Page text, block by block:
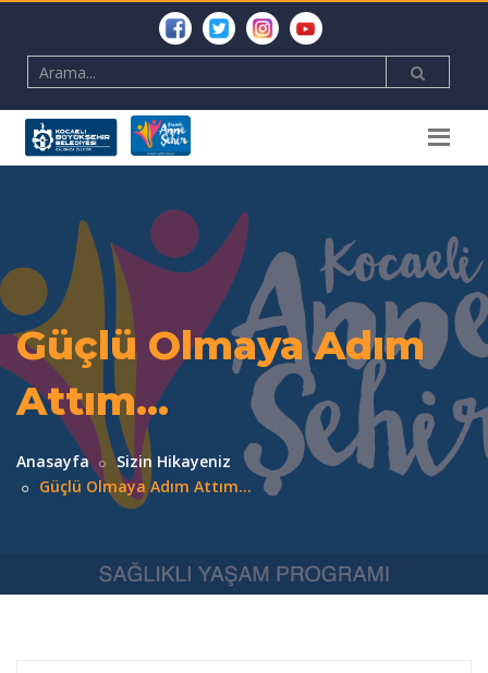
Güçlü Olmaya Adım
Attım...
Anasayfa
Sizin Hikayeniz
Güçlü Olmaya Adım Attım...